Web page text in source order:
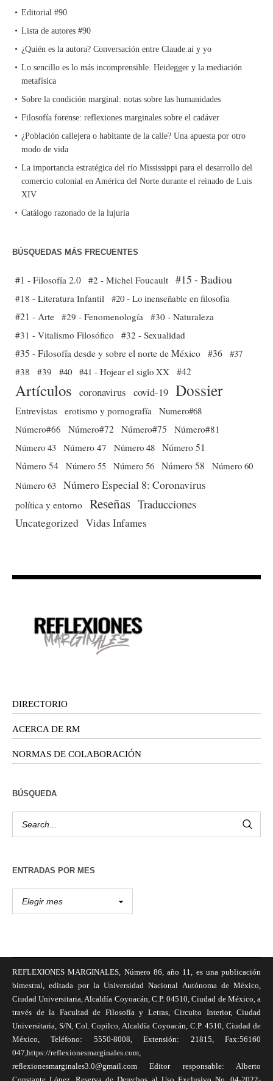
Editorial #90
Lista de autores #90
¿Quién es la autora? Conversación entre Claude.ai y yo
Lo sencillo es lo más incomprensible. Heidegger y la mediación
metafísica
Sobre la condición marginal: notas sobre las humanidades
Filosofía forense: reflexiones marginales sobre el cadáver
¿Población callejera o habitante de la calle? Una apuesta por otro
modo de vida
La importancia estratégica del río Mississippi para el desarrollo del
comercio colonial en América del Norte durante el reinado de Luis
XIV
Catálogo razonado de la lujuria
BÚSQUEDAS MÁS FRECUENTES
#1 - Filosofía 2.0 #2 - Michel Foucault #15 - Badiou
#18 - Literatura Infantil #20 - Lo inenseñable en filosofía
#21 - Arte #29 - Fenomenología
#30 - Naturaleza
#31 - Vitalismo Filosófico
#32 - Sexualidad
#35 - Filosofía desde y sobre el norte de México #36 #37
#38
#39 #40 #41 - Hojear el siglo XX #42
Artículos coronavirus covid-19 Dossier
Entrevistas erotismo y pornografía
Numero#68
Número#66
Número#72 Número#75
Número#81
Número 43 Número 47 Número 48 Número 51
Número 54 Número 55 Número 56 Número 58
Número 60
Número 63 Número Especial 8: Coronavirus
política y entorno Reseñas Traducciones
Uncategorized Vidas Infames
DIRECTORIO
ACERCA DE RM
NORMAS DE COLABORACIÓN
BÚSQUEDA
ENTRADAS POR MES
REFLEXIONES MARGINALES, Número 86, año 11, es una publicación
bimestral, editada por la Universidad Nacional Autónoma de México,
Ciudad Universitaria, Alcaldía Coyoacán, C.P. 04510, Ciudad de México, a
través de la Facultad de Filosofía y Letras, Circuito Interior, Ciudad
Universitaria, S/N, Col. Copilco, Alcaldía Coyoacán, C.P. 4510, Ciudad de
México, Teléfono: 5550-8008, Extensión: 21815, Fax:56160
047,https://reflexionesmarginales.com,
reflexionesmarginales3.0@gmail.com Editor responsable: Alberto